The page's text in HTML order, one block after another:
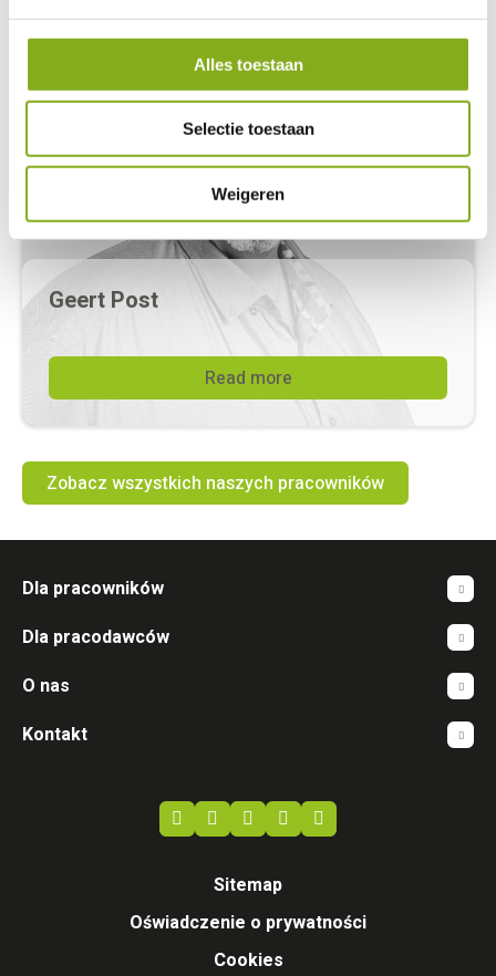
Alles toestaan
Selectie toestaan
Weigeren
Geert Post
CEO
CFO
Read more
Zobacz wszystkich naszych pracowników
Dla pracowników
Dla pracodawców
O nas
Kontakt
Sitemap
Oświadczenie o prywatności
Cookies